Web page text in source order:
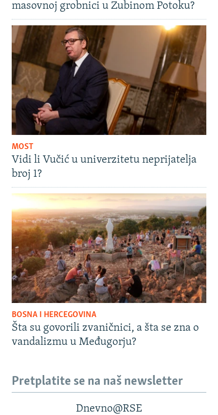
masovnoj grobnici u Zubinom Potoku?
MOST
Vidi li Vučić u univerzitetu neprijatelja
broj 1?
BOSNA I HERCEGOVINA
Šta su govorili zvaničnici, a šta se zna o
vandalizmu u Međugorju?
Pretplatite se na naš newsletter
Dnevno@RSE